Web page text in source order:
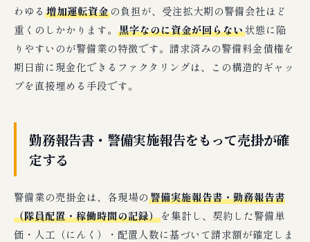
わゆる 増加運転資金の負担が、受注拡大期の警備会社ほど
重くのしかかります。 黒字なのに資金が回らない状態に陥
りやすいのが警備業の特徴です。請求済みの警備料金債権を
期日前に現金化できるファクタリングは、この構造的ギャッ
プを直接埋める手段です。
勤務報告書・警備実施報告をもって売掛が確
定する
警備業の売掛金は、各現場の警備実施報告書・勤務報告書
（隊員配置・稼働時間の記録）を集計し、契約した警備単
価・人工（にんく）・配置人数に基づいて請求額が確定しま